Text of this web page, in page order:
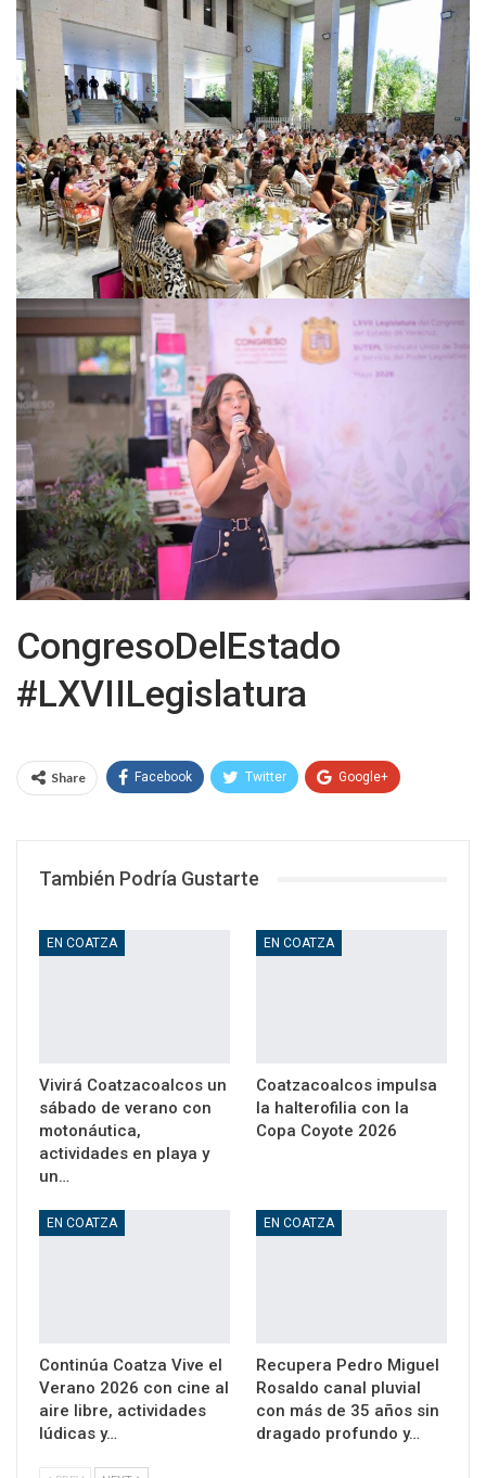
CongresoDelEstado
#LXVIILegislatura
Share Facebook Twitter Google+
También Podría Gustarte
EN COATZA
Vivirá Coatzacoalcos un
sábado de verano con
motonáutica,
actividades en playa y
un…
EN COATZA
Coatzacoalcos impulsa
la halterofilia con la
Copa Coyote 2026
EN COATZA
Continúa Coatza Vive el
Verano 2026 con cine al
aire libre, actividades
lúdicas y…
EN COATZA
Recupera Pedro Miguel
Rosaldo canal pluvial
con más de 35 años sin
dragado profundo y…